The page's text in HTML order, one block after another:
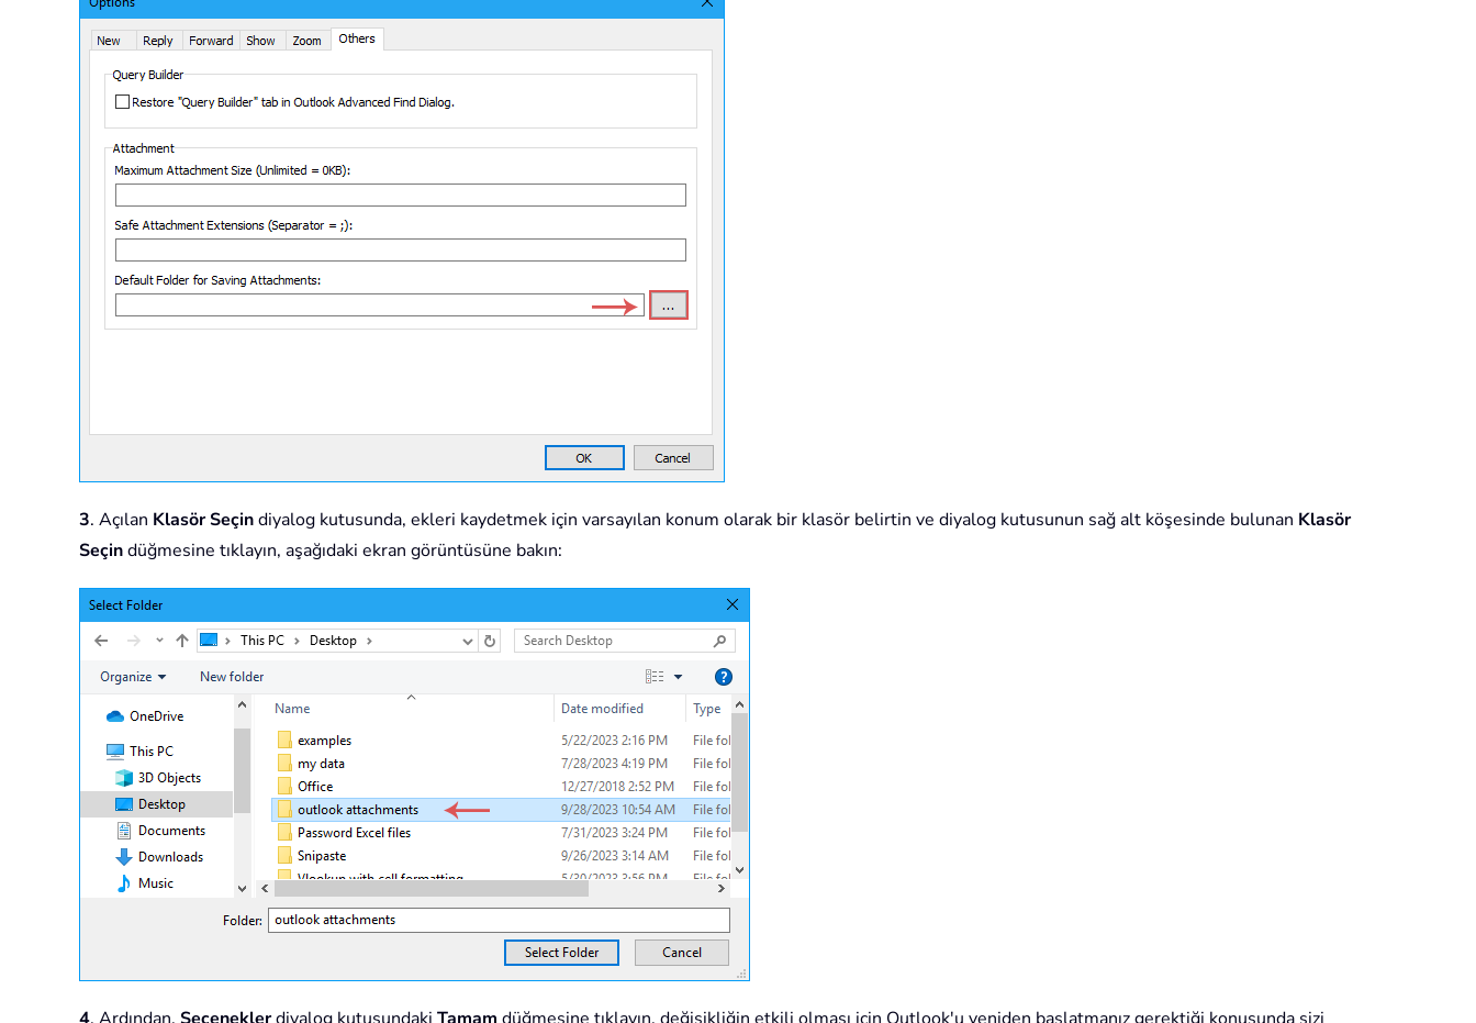
3. Açılan Klasör Seçindiyalog kutusunda, ekleri kaydetmek için varsayılan konum olarak bir klasör belirtin ve diyalog kutusunun sağ alt köşesinde bulunan Klasör
Seçindüğmesine tıklayın, aşağıdaki ekran görüntüsüne bakın: